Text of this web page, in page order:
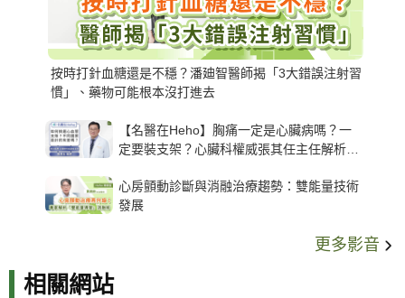
按時打針血糖還是不穩？潘廸智醫師揭「3大錯誤注射習
慣」、藥物可能根本沒打進去
【名醫在Heho】胸痛一定是心臟病嗎？一
定要裝支架？心臟科權威張其任主任解析支
心房顫動診斷與消融治療趨勢：雙能量技術
發展
更多影音
相關網站